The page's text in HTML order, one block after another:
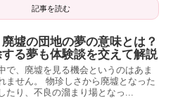
占いサイト「
のあなたの状況や悩みを伝え
教えてくれますよ。
記事を読む
廃墟の団地の夢の意味とは？
る夢も体験談を交えて解説
で、廃墟を見る機会というのはあま
ません。 物珍しさから廃墟となった
たり、不良の溜まり場となっ...